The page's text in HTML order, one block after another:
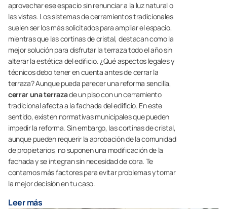
aprovechar ese espacio sin renunciar a la luz natural o
las vistas. Los sistemas de cerramientos tradicionales
suelen ser los más solicitados para ampliar el espacio,
mientras que las cortinas de cristal, destacan como la
mejor solución para disfrutar la terraza todo el año sin
alterar la estética del edificio. ¿Qué aspectos legales y
técnicos debo tener en cuenta antes de cerrar la
terraza? Aunque pueda parecer una reforma sencilla,
cerrar una terrazade un piso con un cerramiento
tradicional afecta a la fachada del edificio. En este
sentido, existen normativas municipales que pueden
impedir la reforma. Sin embargo, las cortinas de cristal,
aunque pueden requerir la aprobación de la comunidad
de propietarios, no suponen una modificación de la
fachada y se integran sin necesidad de obra. Te
contamos más factores para evitar problemas y tomar
la mejor decisión en tu caso.
Leer más